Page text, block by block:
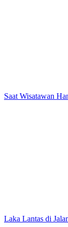
Saat Wisatawan
Laka Lantas di